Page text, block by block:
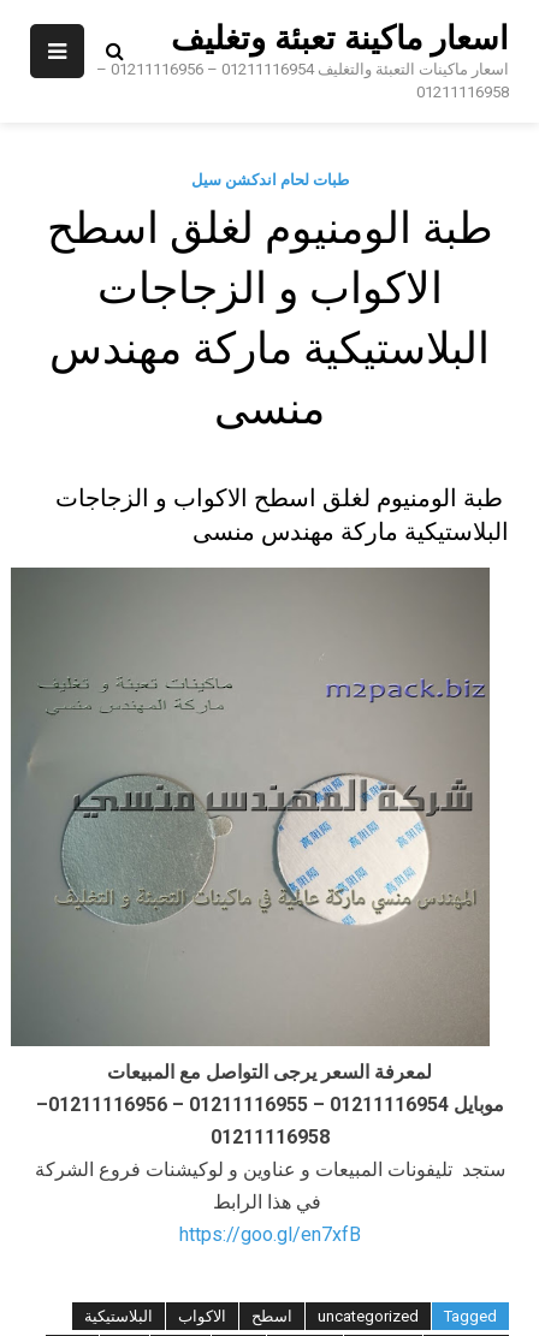
اسعار ماكينة تعبئة وتغليف
اسعار ماكينات التعبئة والتغليف 01211116954 – 01211116956 –
01211116958
طبات لحام اندكشن سيل
طبة الومنيوم لغلق اسطح
الاكواب و الزجاجات
البلاستيكية ماركة مهندس
منسى
طبة الومنيوم لغلق اسطح الاكواب و الزجاجات
البلاستيكية ماركة مهندس منسى
لمعرفة السعر يرجى التواصل مع المبيعات
موبايل 01211116954 – 01211116955 – 01211116956–
01211116958
ستجد تليفونات المبيعات و عناوين و لوكيشنات فروع الشركة
في هذا الرابط
https://goo.gl/en7xfB
Tagged
uncategorized اسطح الاكواب
البلاستيكية